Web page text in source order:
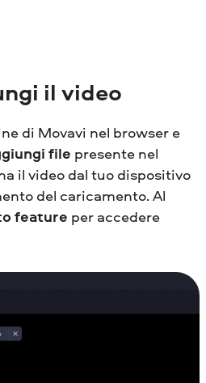
il video
di Movavi nel browser e
file presente nel
il video dal tuo dispositivo
del caricamento. Al
feature per accedere